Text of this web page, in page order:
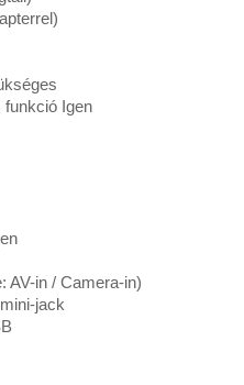
funkció Igen
AV-in / Camera-in)
jack